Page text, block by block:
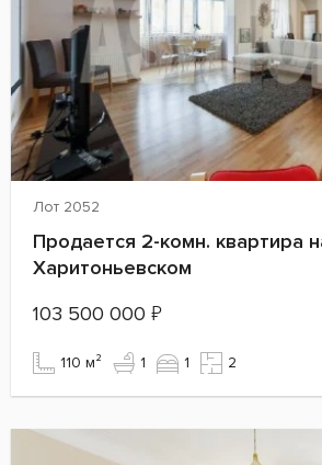
Лот 2052
Продается 2-комн. квартира
Харитоньевском
103 500 000 ₽
110 м² 1 1 2